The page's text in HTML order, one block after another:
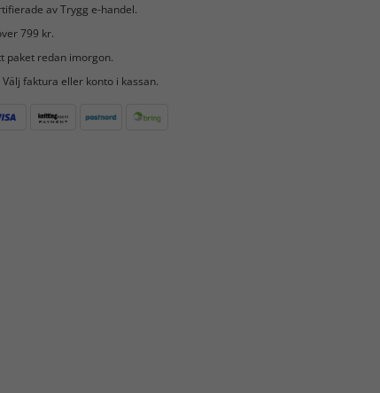
av Trygg e-handel.
799 kr.
paket redan imorgon.
Välj faktura eller konto i kassan.